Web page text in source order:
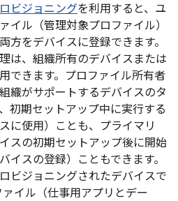
ビジョニングを利用すると、ユ
イル（管理対象プロファイル）
方をデバイスに登録できます。
は、組織所有のデバイスまたは
できます。プロファイル所有者
織がサポートするデバイスのタ
初期セットアップ中に実行する
に使用）ことも、プライマリ
スの初期セットアップ後に開始
イスの登録）こともできます。
ビジョニングされたデバイスで
イル（仕事用アプリとデー